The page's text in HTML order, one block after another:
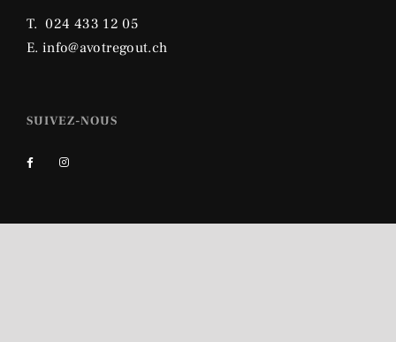
T. 024 433 12 05
E. info@avotregout.ch
SUIVEZ-NOUS